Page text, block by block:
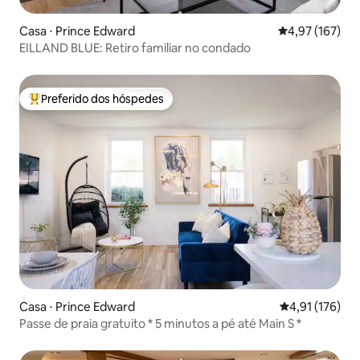
Casa ⋅ Prince Edward 4,97 de uma
4,97 (167)
EILLAND BLUE: Retiro familiar no condado
Entre os melhores preferidos dos hóspedes
Preferido dos hóspedes
Casa ⋅ Prince Edward 4,91 de uma
4,91 (176)
Passe de praia gratuito * 5 minutos a pé até Main S *